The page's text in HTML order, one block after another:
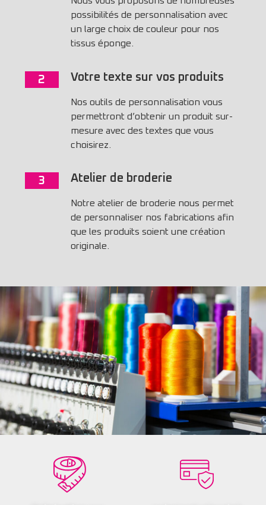
possibilités de personnalisation avec
un large choix de couleur pour nos
tissus éponge.
2 Votre texte sur vos produits
Nos outils de personnalisation vous
permettront d’obtenir un produit sur-
mesure avec des textes que vous
choisirez.
3 Atelier de broderie
Notre atelier de broderie nous permet
de personnaliser nos fabrications afin
que les produits soient une création
originale.